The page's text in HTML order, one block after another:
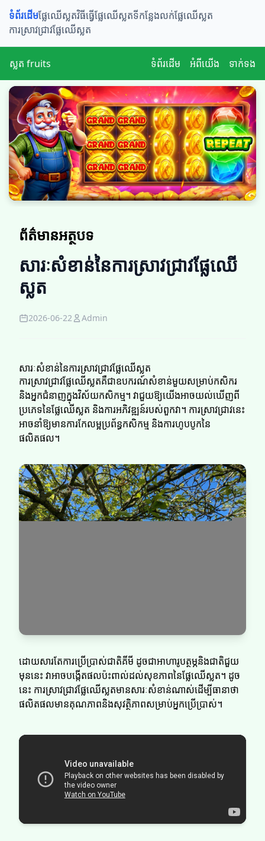
ទំព័រដើមផ្លែឈើស្លត​​វិធីធ្វើផ្លែឈើស្លតទីកន្លែងលក់ផ្លែឈើស្លត
ការស្រាវជ្រាវផ្លែឈើស្លត
ស្លត fruits ទំព័រដើម អំពីយើង ទាក់ទង
ព័ត៌មានអត្ថបទ
សារៈសំខាន់នៃការស្រាវជ្រាវផ្លែឈើ
ស្លត
2026-06-22 Admin
សារៈសំខាន់នៃការស្រាវជ្រាវផ្លែឈើស្លត
ការស្រាវជ្រាវផ្លែឈើស្លតគឺជា​ឧបករណ៍សំខាន់មួយសម្រាប់កសិករ
និងអ្នកជំនាញក្នុងវិស័យកសិកម្ម។ វាជួយឱ្យយើងអាចយល់ឃើញពី
ប្រភេទនៃផ្លែឈើស្លត និងការអភិវឌ្ឍន៍របស់ពួកវា។ ការស្រាវជ្រាវនេះ
អាចនាំឱ្យមានការកែលម្អប្រព័ន្ធកសិកម្ម និងការហូបបូកនៃ
ផលិតផល។
ដោយសារតែការប្រើប្រាស់ជាតិគីមី ដូចជាអាហារូបត្ថម្ភនិងជាតិជួយ
មុននេះ វាអាចបង្កើតផលប៉ះពាល់ដល់សុខភាពនៃផ្លែឈើស្លត។ ដូច
នេះ ការស្រាវជ្រាវផ្លែឈើស្លតមានសារៈសំខាន់ណាស់ដើម្បីធានាថា
ផលិតផលមានគុណភាពនិងសុវត្ថិភាពសម្រាប់អ្នកប្រើប្រាស់។